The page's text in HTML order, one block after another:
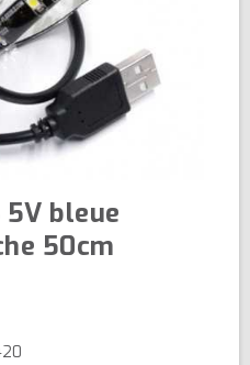
5V bleue
50cm